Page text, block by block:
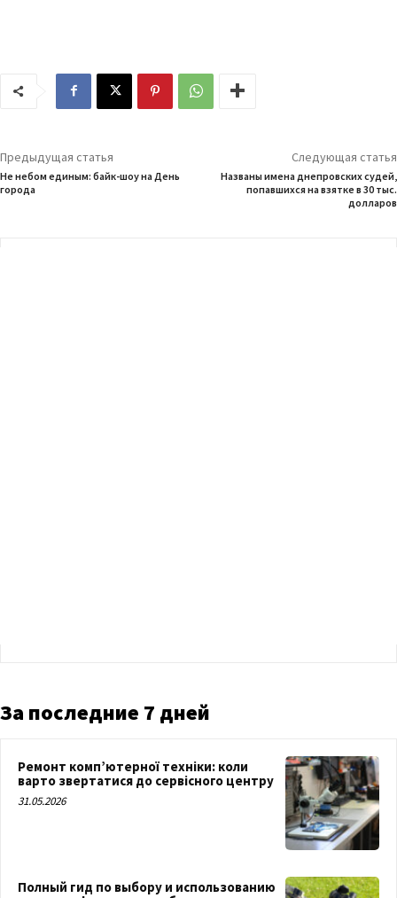
Предыдущая статья
Не небом единым: байк-шоу на День
города
Следующая статья
Названы имена днепровских судей,
попавшихся на взятке в 30 тыс.
долларов
За последние 7 дней
Ремонт комп’ютерної техніки: коли
варто звертатися до сервісного центру
31.05.2026
Полный гид по выбору и использованию